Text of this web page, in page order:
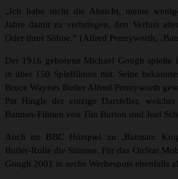
„Ich habe nicht die Absicht, meine
Jahre damit zu verbringen, den Verlust
Oder ihrer Söhne.“ (Alfred Pennyworth,
Der 1916 geborene Michael Gough spielte
in über 150 Spielfilmen mit. Seine
Bruce Waynes Butler Alfred Pennyworth
Pat Hingle der einzige Darsteller,
Batman-Filmen von Tim Burton und Joel
Auch im BBC Hörspiel zu ‚Batman:
Butler-Rolle die Stimme. Für das OnStar
Gough 2001 in sechs Werbespots ebenfalls